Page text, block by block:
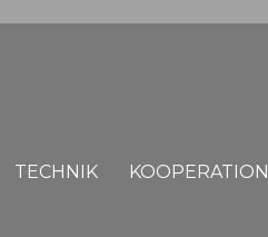
TECHNIK KOOPERATION